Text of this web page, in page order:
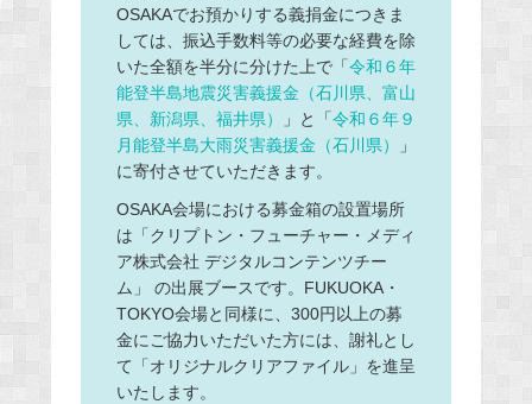
OSAKAでお預かりする義捐金につきま
しては、振込手数料等の必要な経費を除
いた全額を半分に分けた上で「令和６年
能登半島地震災害義援金（石川県、富山
県、新潟県、福井県）
」と「令和６年９
月能登半島大雨災害義援金（石川県）
」
に寄付させていただきます。
OSAKA会場における募金箱の設置場所
は「クリプトン・フューチャー・メディ
ア株式会社 デジタルコンテンツチー
ム」 の出展ブースです。FUKUOKA・
TOKYO会場と同様に、300円以上の募
金にご協力いただいた方には、謝礼とし
て「オリジナルクリアファイル」を進呈
いたします。